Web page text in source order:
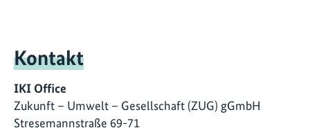
Kontakt
IKI Office
Zukunft – Umwelt – Gesellschaft (ZUG) gGmbH
Stresemannstraße 69-71